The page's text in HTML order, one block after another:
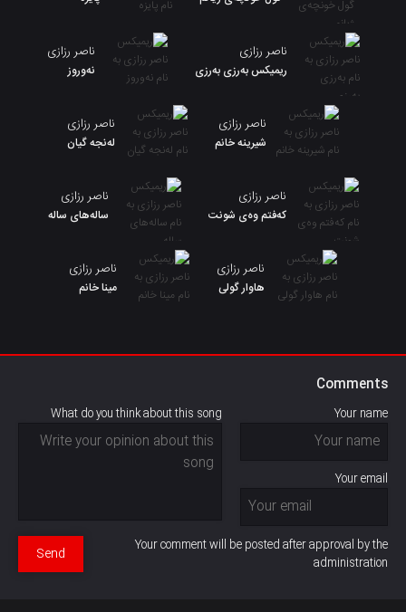
ناصر رزازی
ریمیکس بەرزی بەرزی
ناصر رزازی
نەوروز
ناصر رزازی
شیرینه خانم
ناصر رزازی
لەنجە گیان
ناصر رزازی
کەفتم وەی شونت
ناصر رزازی
سالەهای ساله
ناصر رزازی
هاوار گولی
ناصر رزازی
مینا خانم
Comments
Your name
Your email
What do you think about this song
Your comment will be posted after approval by the
administration
Send